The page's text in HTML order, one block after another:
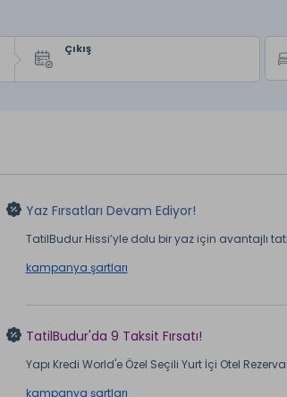
Çıkış
Yaz Fırsatları Devam Ediyor!
TatilBudur Hissi’yle dolu bir yaz için avantajlı
kampanya şartları
TatilBudur'da 9 Taksit Fırsatı!
Yapı Kredi World'e Özel Seçili Yurt İçi Otel
kampanya şartları